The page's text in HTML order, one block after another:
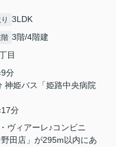
3LDK
階 3階/4階建
目
9分
神姫バス「姫路中央病院
17分
ヴィアーレ♪コンビニ
田店」が295m以内にあ